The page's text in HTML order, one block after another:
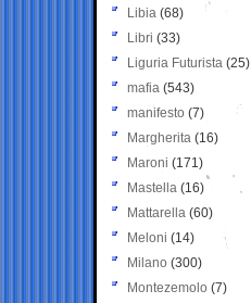
Libia (68)
Libri (33)
Liguria Futurista (25)
mafia (543)
manifesto (7)
Margherita (16)
Maroni (171)
Mastella (16)
Mattarella (60)
Meloni (14)
Milano (300)
Montezemolo (7)